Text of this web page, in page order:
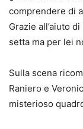
comprendere di
Grazie all’aiuto
setta ma per lei
Sulla scena
Raniero e
misterioso